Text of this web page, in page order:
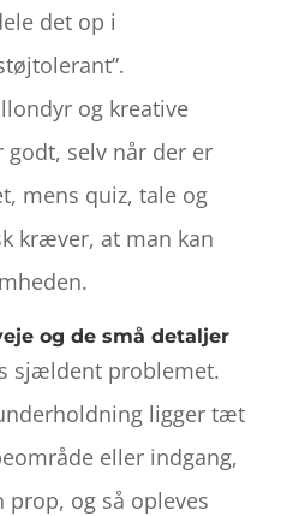
det op i
og kreative
selv når der er
mens quiz, tale og
kræver, at man kan
og de små detaljer
sjældent problemet.
ligger tæt
eller indgang,
og så opleves